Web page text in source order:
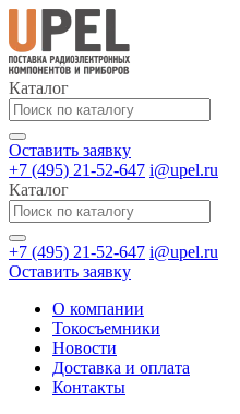
Каталог
Оставить заявку
+7 (495) 21-52-647 i@upel.ru
Каталог
+7 (495) 21-52-647 i@upel.ru
Оставить заявку
О компании
Токосъемники
Новости
Доставка и оплата
Контакты